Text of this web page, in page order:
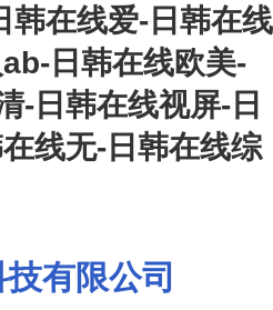
韩在线爱-日韩在线
日韩在线欧美-
-日韩在线视屏-日
线无-日韩在线综
有限公司